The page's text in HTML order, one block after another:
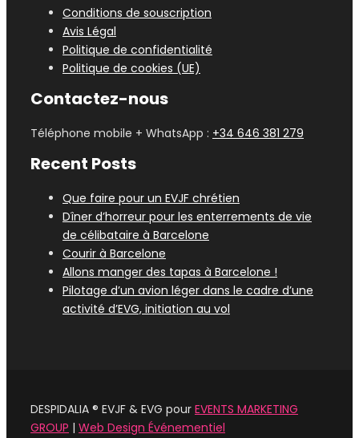
Conditions de souscription
Avis Légal
Politique de confidentialité
Politique de cookies (UE)
Contactez-nous
Téléphone mobile + WhatsApp : +34 646 381 279
Recent Posts
Que faire pour un EVJF chrétien
Dîner d’horreur pour les enterrements de vie
de célibataire à Barcelone
Courir à Barcelone
Allons manger des tapas à Barcelone !
Pilotage d’un avion léger dans le cadre d’une
activité d’EVG, initiation au vol
DESPIDALIA ® EVJF & EVG pour EVENTS MARKETING
GROUP | Web Design Événementiel